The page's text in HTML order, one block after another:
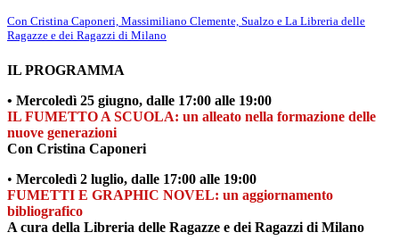
Con Cristina Caponeri, Massimiliano Clemente, Sualzo e La Libreria delle
Ragazze e dei Ragazzi di Milano
IL PROGRAMMA
• Mercoledì 25 giugno, dalle 17:00 alle 19:00
IL FUMETTO A SCUOLA: un alleato nella formazione delle
nuove generazioni
Con Cristina Caponeri
• Mercoledì 2 luglio, dalle 17:00 alle 19:00
FUMETTI E GRAPHIC NOVEL: un aggiornamento
bibliografico
A cura della Libreria delle Ragazze e dei Ragazzi di Milano